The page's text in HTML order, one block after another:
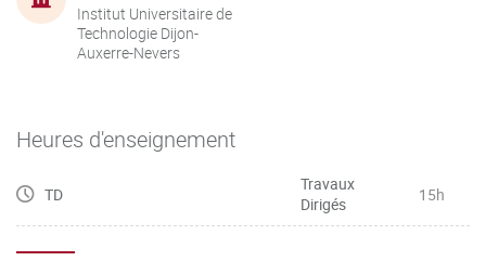
Institut Universitaire de
Technologie Dijon-
Auxerre-Nevers
Heures d'enseignement
TD
Travaux
Dirigés
15h